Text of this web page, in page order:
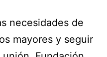
necesidades de
mayores y seguir